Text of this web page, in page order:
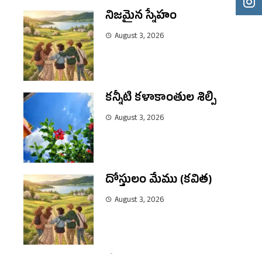
నిజమైన స్నేహం
August 3, 2026
కన్నీటి కళాకాంతుల శిల్పి
August 3, 2026
దోస్తులం మేము (కవిత)
August 3, 2026